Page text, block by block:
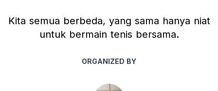
Kita semua berbeda, yang sama hanya niat
untuk bermain tenis bersama.
ORGANIZED BY